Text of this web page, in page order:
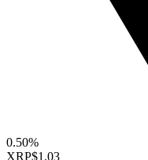
0.50%
XRP$1.03